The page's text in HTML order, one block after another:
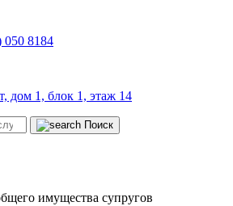
050 8184
дом 1, блок 1, этаж 14
Поиск
имущества супругов